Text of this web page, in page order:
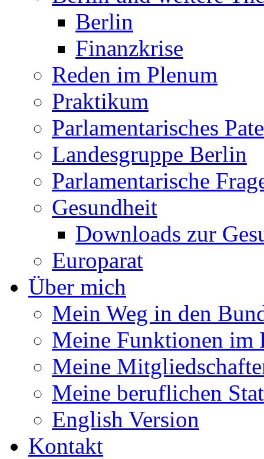
Berlin
Finanzkrise
Reden im Plenum
Praktikum
Parlamentarisches
Landesgruppe Berlin
Parlamentarische
Gesundheit
Downloads zur
Europarat
Über mich
Mein Weg in den
Meine Funktionen im
Meine
Meine beruflichen
English Version
Kontakt